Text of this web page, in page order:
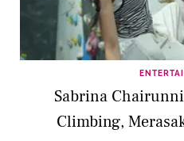
Sabrina
Climbing,